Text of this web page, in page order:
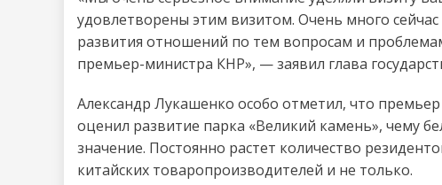
удовлетворены этим визитом. Очень много
развития отношений по тем вопросам и
премьер-министра КНР», — заявил глава
Александр Лукашенко особо отметил, что
оценил развитие парка «Великий камень», чему
значение. Постоянно растет количество
китайских товаропроизводителей и не только.